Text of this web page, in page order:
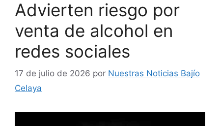
Advierten riesgo por
venta de alcohol en
redes sociales
17 de julio de 2026 por Nuestras Noticias Bajío
Celaya